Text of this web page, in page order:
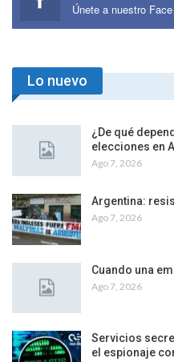
Únete a nuestro Face
Lo nuevo
¿De qué
elecciones en
Ago 7, 2026
Argentina:
Ago 7, 2026
Cuando una
Ago 7, 2026
Servicios
el espionaje